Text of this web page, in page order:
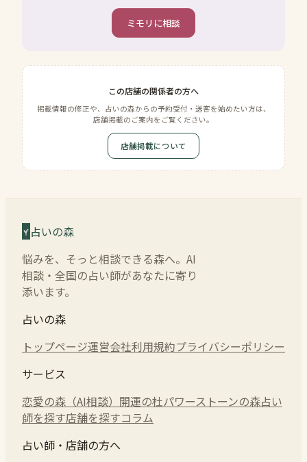
ミモリに相談
この店舗の関係者の方へ
掲載情報の修正や、占いの森からの予約受付・送客を始めたい方は、
店舗掲載のご案内をご覧ください。
店舗掲載について
占いの森
悩みを、そっと相談できる森へ。AI
相談・全国の占い師があなたに寄り
添います。
占いの森
トップページ運営会社利用規約プライバシーポリシー
サービス
恋愛の森（AI相談） 開運の杜パワーストーンの森占い
師を探す店舗を探すコラム
占い師・店舗の方へ